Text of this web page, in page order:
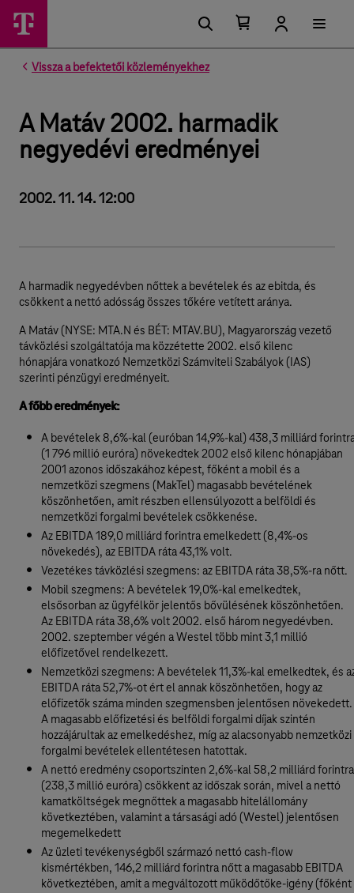
Vissza a befektetői közleményekhez
A Matáv 2002. harmadik
negyedévi eredményei
2002. 11. 14. 12:00
A harmadik negyedévben nőttek a bevételek és az ebitda, és
csökkent a nettó adósság összes tőkére vetített aránya.
A Matáv (NYSE: MTA.N és BÉT: MTAV.BU), Magyarország vezető
távközlési szolgáltatója ma közzétette 2002. első kilenc
hónapjára vonatkozó Nemzetközi Számviteli Szabályok (IAS)
szerinti pénzügyi eredményeit.
A főbb eredmények:
A bevételek 8,6%-kal (euróban 14,9%-kal) 438,3 milliárd
(1 796 millió euróra) növekedtek 2002 első kilenc hónapjában
2001 azonos időszakához képest, főként a mobil és a
nemzetközi szegmens (MakTel) magasabb bevételének
köszönhetően, amit részben ellensúlyozott a belföldi és
nemzetközi forgalmi bevételek csökkenése.
Az EBITDA 189,0 milliárd forintra emelkedett (8,4%-os
növekedés), az EBITDA ráta 43,1% volt.
Vezetékes távközlési szegmens: az EBITDA ráta 38,5%-ra nőtt.
Mobil szegmens: A bevételek 19,0%-kal emelkedtek,
elsősorban az ügyfélkör jelentős bővülésének köszönhetően.
Az EBITDA ráta 38,6% volt 2002. első három negyedévben.
2002. szeptember végén a Westel több mint 3,1 millió
előfizetővel rendelkezett.
Nemzetközi szegmens: A bevételek 11,3%-kal emelkedtek, és
EBITDA ráta 52,7%-ot ért el annak köszönhetően, hogy az
előfizetők száma minden szegmensben jelentősen növekedett.
A magasabb előfizetési és belföldi forgalmi díjak szintén
hozzájárultak az emelkedéshez, míg az alacsonyabb nemzetközi
forgalmi bevételek ellentétesen hatottak.
A nettó eredmény csoportszinten 2,6%-kal 58,2 milliárd forintra
(238,3 millió euróra) csökkent az időszak során, mivel a nettó
kamatköltségek megnőttek a magasabb hitelállomány
következtében, valamint a társasági adó (Westel) jelentősen
megemelkedett
Az üzleti tevékenységből származó nettó cash-flow
kismértékben, 146,2 milliárd forintra nőtt a magasabb EBITDA
következtében, amit a megváltozott működőtőke-igény (főként